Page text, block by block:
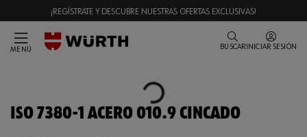
¡REGÍSTRATE Y DESCUBRE NUESTRAS OFERTAS EXCLUSIVAS!
MENÚ BUSCAR INICIAR SESIÓN
Loading...
ISO 7380-1 ACERO 010.9 CINCADO